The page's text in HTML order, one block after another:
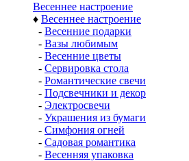
Весеннее настроение
♦ Весеннее настроение
- Весенние подарки
- Вазы любимым
- Весенние цветы
- Сервировка стола
- Романтические свечи
- Подсвечники и декор
- Электросвечи
- Украшения из бумаги
- Симфония огней
- Садовая романтика
- Весенняя упаковка